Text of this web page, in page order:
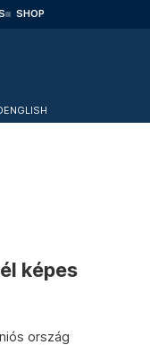
SHOP
ENGLISH
képes
ország